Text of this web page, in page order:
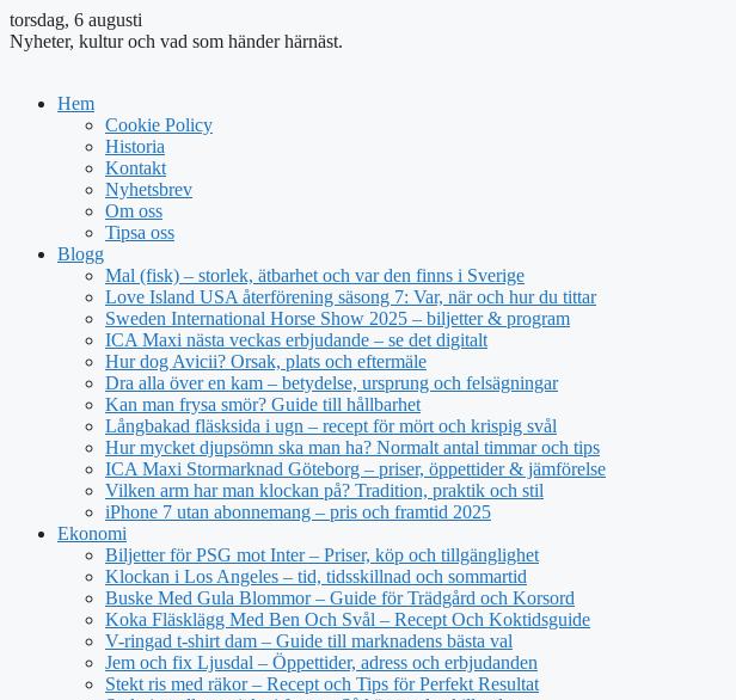
torsdag, 6 augusti
Nyheter, kultur och vad som händer härnäst.
Hem
Cookie Policy
Historia
Kontakt
Nyhetsbrev
Om oss
Tipsa oss
Blogg
Mal (fisk) – storlek, ätbarhet och var den finns i Sverige
Love Island USA återförening säsong 7: Var, när och hur du tittar
Sweden International Horse Show 2025 – biljetter & program
ICA Maxi nästa veckas erbjudande – se det digitalt
Hur dog Avicii? Orsak, plats och eftermäle
Dra alla över en kam – betydelse, ursprung och felsägningar
Kan man frysa smör? Guide till hållbarhet
Långbakad fläsksida i ugn – recept för mört och krispig svål
Hur mycket djupsömn ska man ha? Normalt antal timmar och tips
ICA Maxi Stormarknad Göteborg – priser, öppettider & jämförelse
Vilken arm har man klockan på? Tradition, praktik och stil
iPhone 7 utan abonnemang – pris och framtid 2025
Ekonomi
Biljetter för PSG mot Inter – Priser, köp och tillgänglighet
Klockan i Los Angeles – tid, tidsskillnad och sommartid
Buske Med Gula Blommor – Guide för Trädgård och Korsord
Koka Fläsklägg Med Ben Och Svål – Recept Och Koktidsguide
V-ringad t-shirt dam – Guide till marknadens bästa val
Jem och fix Ljusdal – Öppettider, adress och erbjudanden
Stekt ris med räkor – Recept och Tips för Perfekt Resultat